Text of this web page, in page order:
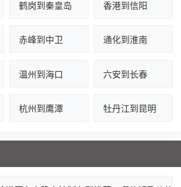
鹤岗到秦皇岛 香港到信阳
赤峰到中卫 通化到淮南
温州到海口 六安到长春
杭州到鹰潭 牡丹江到昆明